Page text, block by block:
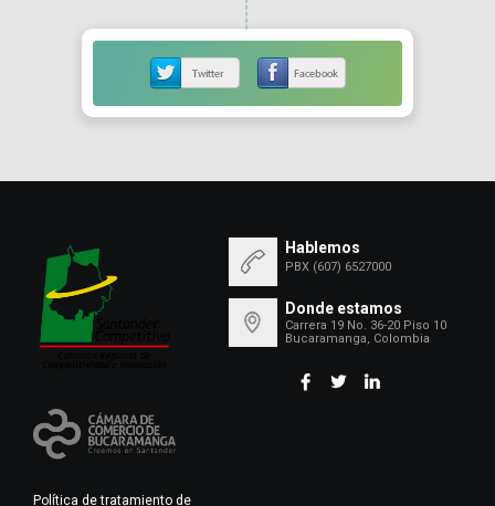
Política de tratamiento de
Hablemos
PBX (607) 6527000
Donde estamos
Carrera 19 No. 36-20 Piso 10
Bucaramanga, Colombia